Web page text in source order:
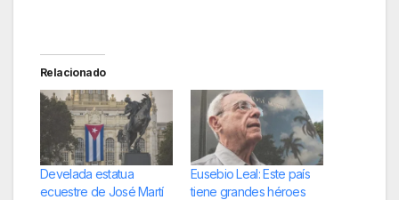
Relacionado
Develada estatua
ecuestre de José Martí
Eusebio Leal: Este país
tiene grandes héroes